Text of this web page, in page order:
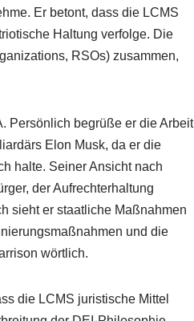
Er betont, dass die LCMS
Haltung verfolge. Die
RSOs) zusammen,
Persönlich begrüße er die Arbeit
Elon Musk, da er die
halte. Seiner Ansicht nach
der Aufrechterhaltung
sieht er staatliche Maßnahmen
und die
wörtlich.
die LCMS juristische Mittel